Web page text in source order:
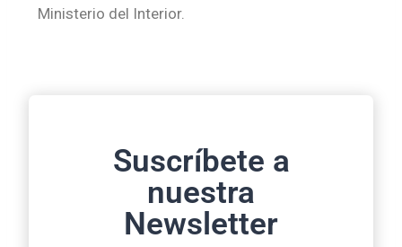
Ministerio del Interior.
Suscríbete a
nuestra
Newsletter